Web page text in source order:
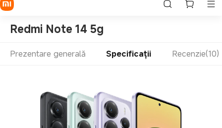
Redmi Note 14 5g
Prezentare generală Specificații Recenzie(10)